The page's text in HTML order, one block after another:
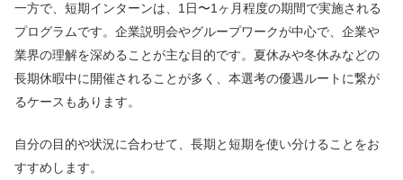
一方で、短期インターンは、1日〜1ヶ月程度の期間で実施される
プログラムです。企業説明会やグループワークが中心で、企業や
業界の理解を深めることが主な目的です。夏休みや冬休みなどの
長期休暇中に開催されることが多く、本選考の優遇ルートに繋が
るケースもあります。
自分の目的や状況に合わせて、長期と短期を使い分けることをお
すすめします。